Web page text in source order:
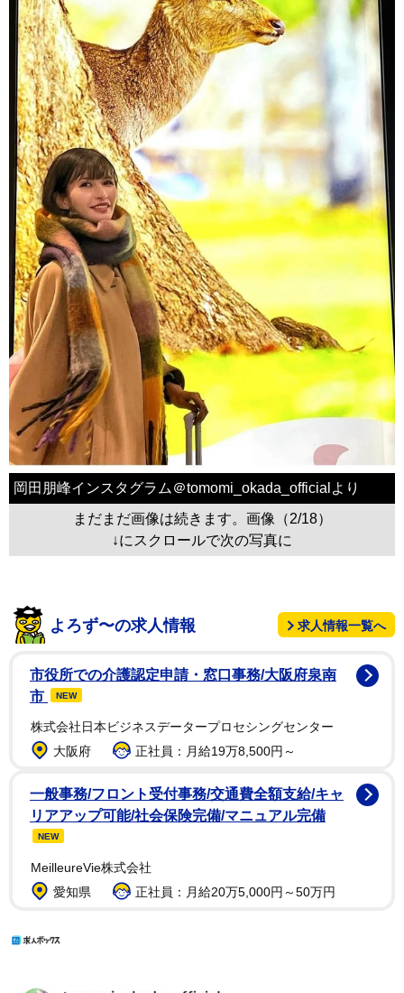
岡田朋峰インスタグラム＠tomomi_okada_officialより
まだまだ画像は続きます。画像（2/18）
↓にスクロールで次の写真に
よろず〜の求人情報 求人情報一覧へ
市役所での介護認定申請・窓口事務/大阪府泉南
市
NEW
株式会社日本ビジネスデータープロセシングセンター
大阪府
正社員：月給19万8,500円～
一般事務/フロント受付事務/交通費全額支給/キャ
リアアップ可能/社会保険完備/マニュアル完備
NEW
MeilleureVie株式会社
愛知県
正社員：月給20万5,000円～50万円